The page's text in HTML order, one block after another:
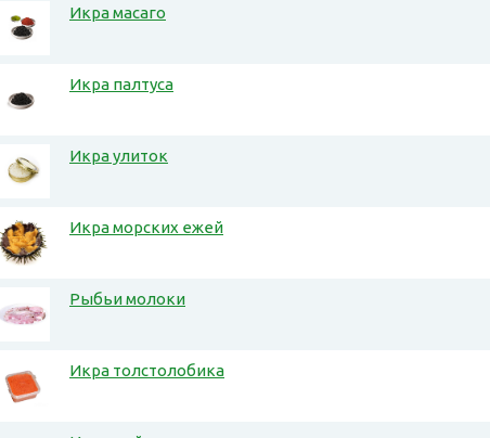
Икра масаго
Икра палтуса
Икра улиток
Икра морских ежей
Рыбьи молоки
Икра толстолобика